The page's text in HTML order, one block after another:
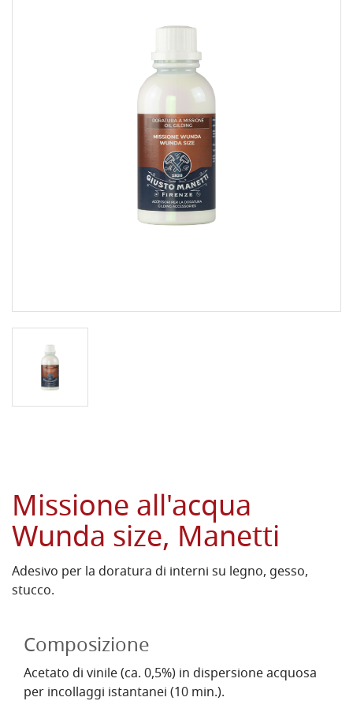
Missione all'acqua
Wunda size, Manetti
Adesivo per la doratura di interni su legno, gesso,
stucco.
Composizione
Acetato di vinile (ca. 0,5%) in dispersione acquosa
per incollaggi istantanei (10 min.).